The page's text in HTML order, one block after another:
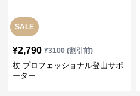
SALE
¥2,790 ¥3100(割引前)
杖 プロフェッショナル登山サポ
ーター